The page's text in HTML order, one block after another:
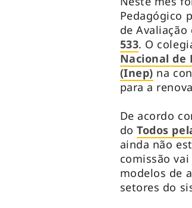
Pedagógico
de Avaliação
533. O
Nacional de
(Inep) na
para a
De acordo
doTodos
ainda não
comissão
modelos de
setores do